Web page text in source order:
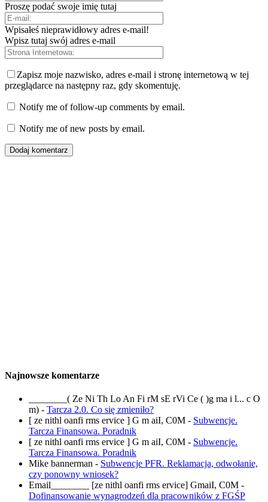
Proszę podać swoje imię tutaj
Wpisałeś nieprawidłowy adres e-mail!
Wpisz tutaj swój adres e-mail
Zapisz moje nazwisko, adres e-mail i stronę internetową w tej
przeglądarce na następny raz, gdy skomentuję.
Notify me of follow-up comments by email.
Notify me of new posts by email.
Najnowsze komentarze
________( Ze Ni Th Lo An Fi rM sE rVi Ce ( )g ma i l... c O
m) - Tarcza 2.0. Co się zmieniło?
[ ze nithl oanfi rms ervice ] G m aiI, C0M - Subwencje.
Tarcza Finansowa. Poradnik
[ ze nithl oanfi rms ervice ] G m aiI, C0M - Subwencje.
Tarcza Finansowa. Poradnik
Mike bannerman - Subwencje PFR. Reklamacja, odwołanie,
czy ponowny wniosek?
Email________ [ze nithl oanfi rms ervice] GmaiI, C0M -
Dofinansowanie wynagrodzeń dla pracowników z FGŚP